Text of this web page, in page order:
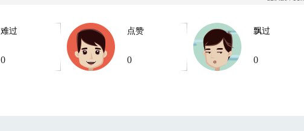
难过
0
点赞
0
飘过
0